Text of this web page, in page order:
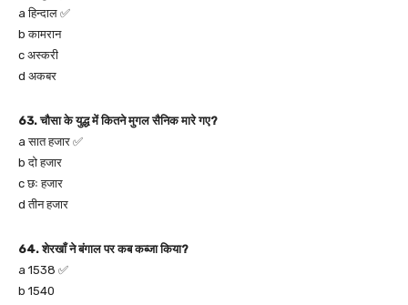
a हिन्दाल ✅
b कामरान
c अस्करी
d अकबर
63. चौसा के युद्ध में कितने मुगल सैनिक मारे गए?
a सात हजार ✅
b दो हजार
c छः हजार
d तीन हजार
64. शेरखाँ ने बंगाल पर कब कब्जा किया?
a 1538 ✅
b 1540